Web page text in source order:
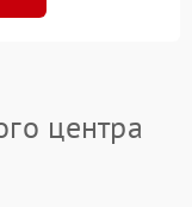
центра